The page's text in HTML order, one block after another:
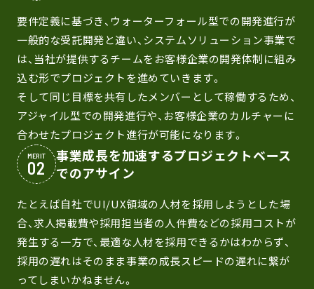
要件定義に基づき、ウォーターフォール型での開発進行が
一般的な受託開発と違い、システムソリューション事業で
は、当社が提供するチームをお客様企業の開発体制に組み
込む形でプロジェクトを進めていきます。
そして同じ目標を共有したメンバーとして稼働するため、
アジャイル型での開発進行や、お客様企業のカルチャーに
合わせたプロジェクト進行が可能になります。
MERIT
事業成長を加速するプロジェクトベース
でのアサイン
たとえば自社でUI/UX領域の人材を採用しようとした場
合、求人掲載費や採用担当者の人件費などの採用コストが
発生する一方で、最適な人材を採用できるかはわからず、
採用の遅れはそのまま事業の成長スピードの遅れに繋が
ってしまいかねません。